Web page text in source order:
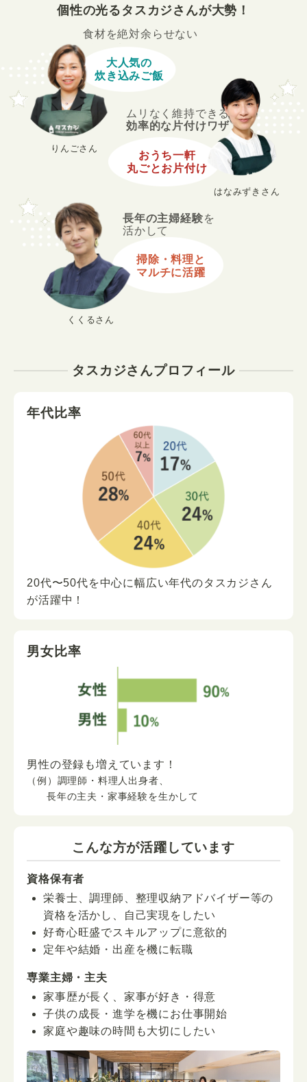
個性の光るタスカジさんが大勢！
くくるさん
長年の主婦経験を
活かして
掃除・料理と
マルチに活躍
りんごさん
食材を絶対余らせない
大人気の
炊き込みご飯
はなみずきさん
ムリなく維持できる
効率的な片付けワザ
おうち一軒
丸ごとお片付け
タスカジさんプロフィール
年代比率
20代〜50代を中心に幅広い年代のタスカジさん
が活躍中！
男女比率
男性の登録も増えています！
（例）調理師・料理人出身者、
長年の主夫・家事経験を生かして
こんな方が活躍しています
資格保有者
栄養士、調理師、整理収納アドバイザー等の
資格を活かし、自己実現をしたい
好奇心旺盛でスキルアップに意欲的
定年や結婚・出産を機に転職
専業主婦・主夫
家事歴が長く、家事が好き・得意
子供の成長・進学を機にお仕事開始
家庭や趣味の時間も大切にしたい